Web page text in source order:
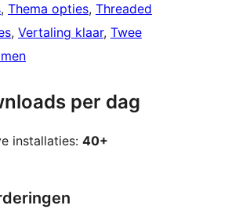
, Thema opties, Threaded
, Vertaling klaar, Twee
per dag
installaties: 40+